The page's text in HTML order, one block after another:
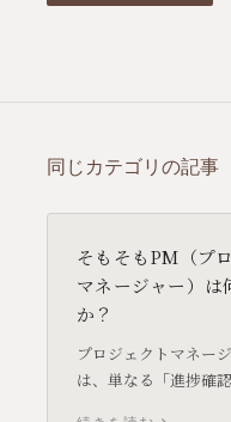
同じカテゴリの記事
そもそもPM（プ
マネージャー）は
か？
プロジェクトマネー
は、単なる「進捗確